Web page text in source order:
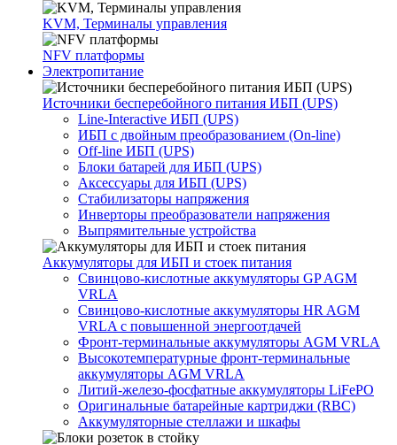
KVM, Терминалы управления
NFV платформы
Электропитание
Источники бесперебойного питания ИБП (UPS)
Line-Interactive ИБП (UPS)
ИБП с двойным преобразованием (On-line)
Off-line ИБП (UPS)
Блоки батарей для ИБП (UPS)
Аксессуары для ИБП (UPS)
Стабилизаторы напряжения
Инверторы преобразователи напряжения
Выпрямительные устройства
Аккумуляторы для ИБП и стоек питания
Свинцово-кислотные аккумуляторы GP AGM
VRLA
Свинцово-кислотные аккумуляторы HR AGM
VRLA с повышенной энергоотдачей
Фронт-терминальные аккумуляторы AGM VRLA
Высокотемпературные фронт-терминальные
аккумуляторы AGM VRLA
Литий-железо-фосфатные аккумуляторы LiFePO
Оригинальные батарейные картриджи (RBC)
Аккумуляторные стеллажи и шкафы